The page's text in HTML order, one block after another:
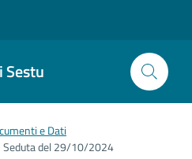
Sestu
e Dati
Seduta del 29/10/2024